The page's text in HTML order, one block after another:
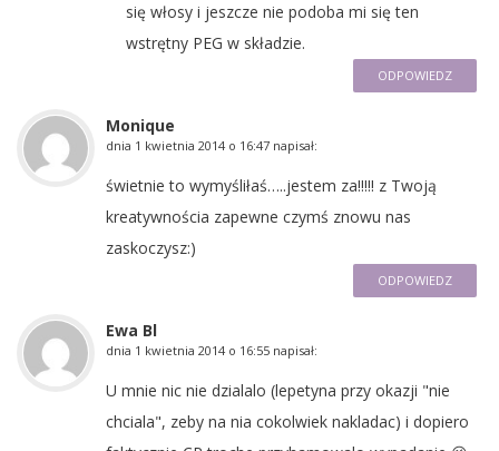
się włosy i jeszcze nie podoba mi się ten
wstrętny PEG w składzie.
ODPOWIEDZ
Monique
dnia 1 kwietnia 2014 o 16:47 napisał:
świetnie to wymyśliłaś…..jestem za!!!!! z Twoją
kreatywnościa zapewne czymś znowu nas
zaskoczysz:)
ODPOWIEDZ
Ewa Bl
dnia 1 kwietnia 2014 o 16:55 napisał:
U mnie nic nie dzialalo (lepetyna przy okazji "nie
chciala", zeby na nia cokolwiek nakladac) i dopiero